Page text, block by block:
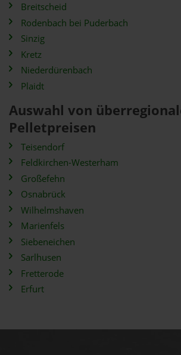
Breitscheid
Rodenbach bei Puderbach
Sinzig
Kretz
Niederdürenbach
Plaidt
Auswahl von
Pelletpreisen
Teisendorf
Feldkirchen-Westerham
Großefehn
Osnabrück
Wilhelmshaven
Marienfels
Siebeneichen
Sarlhusen
Fretterode
Erfurt